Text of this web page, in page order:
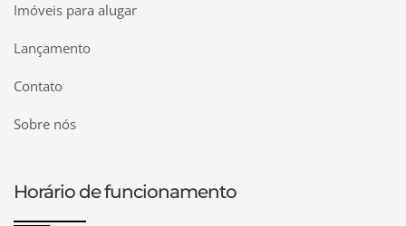
Imóveis para alugar
Lançamento
Contato
Sobre nós
Horário de funcionamento